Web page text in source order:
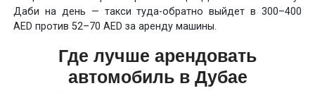
Даби на день — такси туда-обратно выйдет в 300–400
AED против 52–70 AED за аренду машины.
Где лучше арендовать
автомобиль в Дубае